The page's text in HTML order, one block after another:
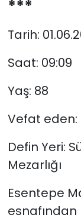
***
Tarih:
Saat: 09:09
Yaş: 88
Vefat eden:
Defin Yeri:
Mezarlığı
Esentepe